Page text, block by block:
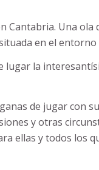
Cantabria. Una
en el
lugar la
de jugar con
y otras
ellas y todos los